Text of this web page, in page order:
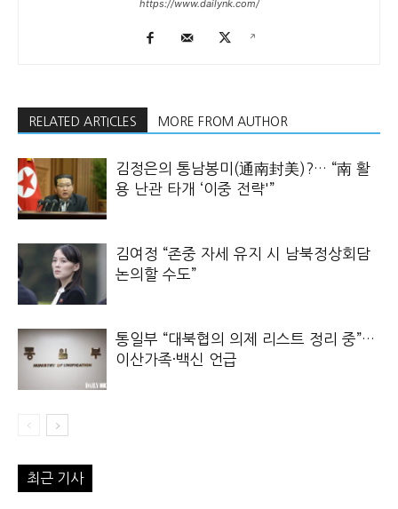
https://www.dailynk.com/
RELATED ARTICLES MORE FROM AUTHOR
김정은의 통남봉미(通南封美)?… “南 활
용 난관 타개 ‘이중 전략'”
김여정 “존중 자세 유지 시 남북정상회담
논의할 수도”
통일부 “대북협의 의제 리스트 정리 중”…
이산가족·백신 언급
최근 기사